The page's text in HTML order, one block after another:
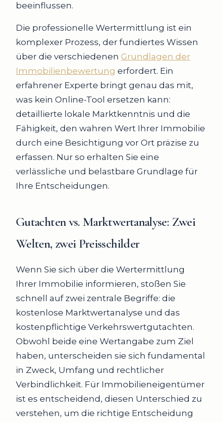
beeinflussen.
Die professionelle Wertermittlung ist ein
komplexer Prozess, der fundiertes Wissen
über die verschiedenen Grundlagen der
Immobilienbewertung erfordert. Ein
erfahrener Experte bringt genau das mit,
was kein Online-Tool ersetzen kann:
detaillierte lokale Marktkenntnis und die
Fähigkeit, den wahren Wert Ihrer Immobilie
durch eine Besichtigung vor Ort präzise zu
erfassen. Nur so erhalten Sie eine
verlässliche und belastbare Grundlage für
Ihre Entscheidungen.
Gutachten vs. Marktwertanalyse: Zwei
Welten, zwei Preisschilder
Wenn Sie sich über die Wertermittlung
Ihrer Immobilie informieren, stoßen Sie
schnell auf zwei zentrale Begriffe: die
kostenlose Marktwertanalyse und das
kostenpflichtige Verkehrswertgutachten.
Obwohl beide eine Wertangabe zum Ziel
haben, unterscheiden sie sich fundamental
in Zweck, Umfang und rechtlicher
Verbindlichkeit. Für Immobilieneigentümer
ist es entscheidend, diesen Unterschied zu
verstehen, um die richtige Entscheidung